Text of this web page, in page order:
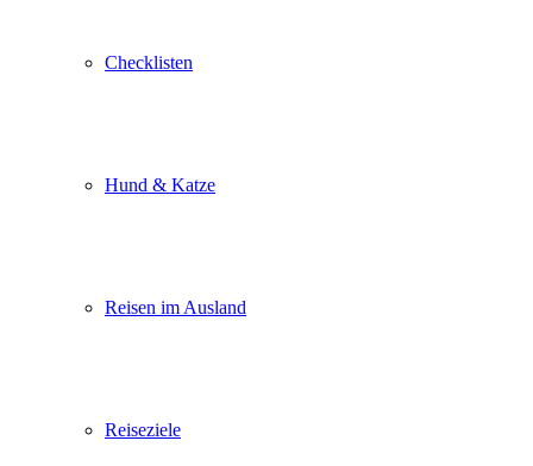
Checklisten
Hund & Katze
Reisen im Ausland
Reiseziele